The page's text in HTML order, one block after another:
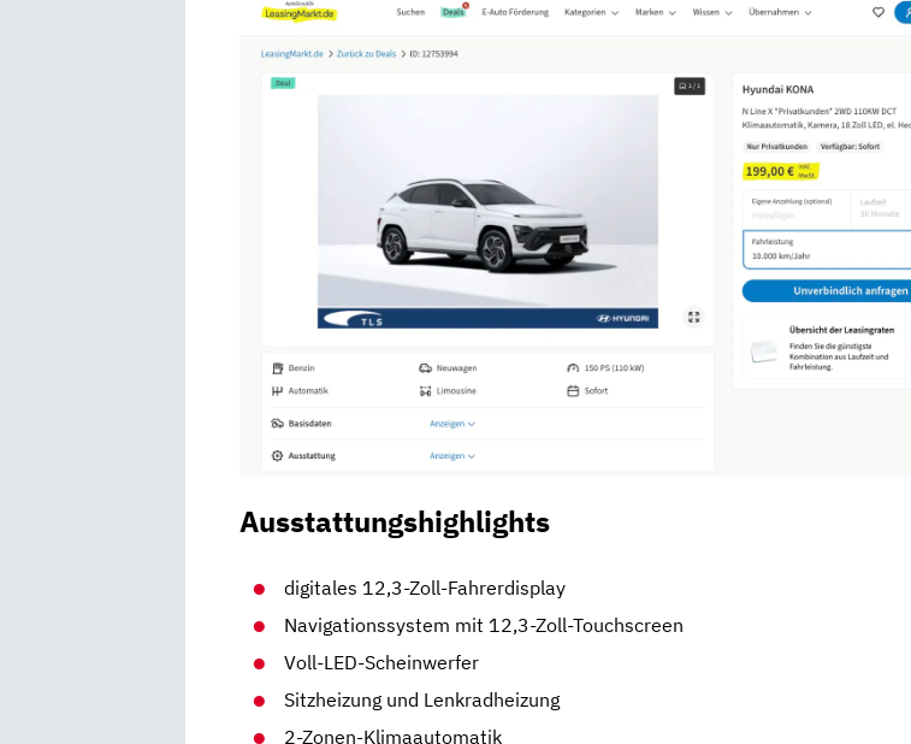
Ausstattungshighlights
digitales 12,3-Zoll-Fahrerdisplay
Navigationssystem mit 12,3-Zoll-Touchscreen
Voll-LED-Scheinwerfer
Sitzheizung und Lenkradheizung
2-Zonen-Klimaautomatik